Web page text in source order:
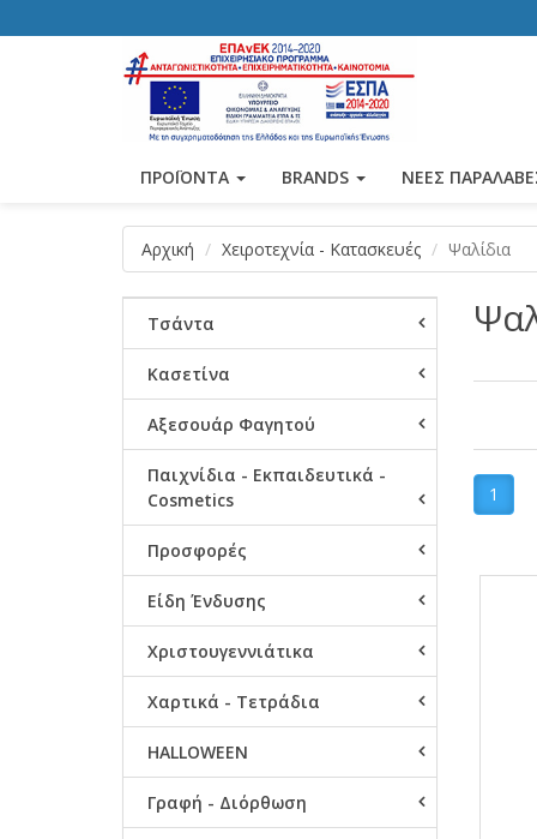
ΠΡΟΪΟΝΤΑ BRANDS ΝΕΕΣ
Αρχική Χειροτεχνία - Κατασκευές Ψαλίδια
Τσάντα
Κασετίνα
Αξεσουάρ Φαγητού
Παιχνίδια - Εκπαιδευτικά -
Cosmetics
Προσφορές
Είδη Ένδυσης
Χριστουγεννιάτικα
Χαρτικά - Τετράδια
HALLOWEEN
Γραφή - Διόρθωση
1